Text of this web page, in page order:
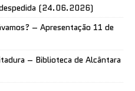
(24.06.2026)
– Apresentação 11 de
– Biblioteca de Alcântara